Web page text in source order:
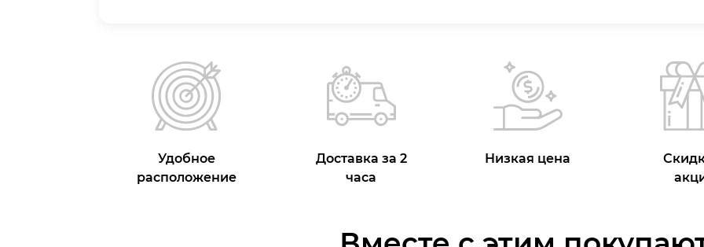
Удобное
расположение
Доставка за 2
часа
Низкая цена